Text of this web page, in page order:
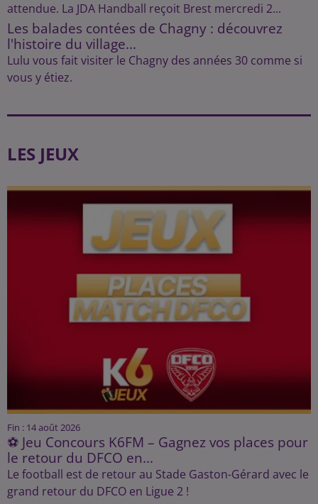
attendue. La JDA Handball reçoit Brest mercredi 2...
Les balades contées de Chagny : découvrez
l'histoire du village...
Lulu vous fait visiter le Chagny des années 30 comme si
vous y étiez.
LES JEUX
Fin : 14 août 2026
⚽ Jeu Concours K6FM – Gagnez vos places pour
le retour du DFCO en...
Le football est de retour au Stade Gaston-Gérard avec le
grand retour du DFCO en Ligue 2 !